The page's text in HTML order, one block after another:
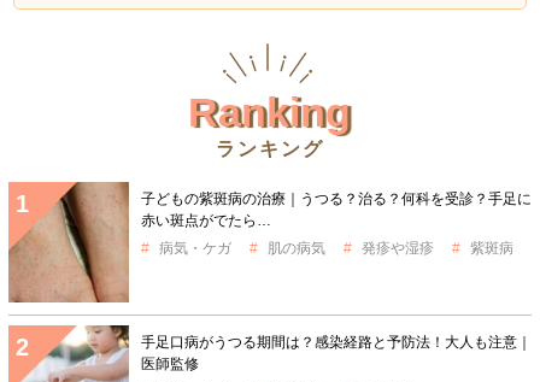
Ranking
ランキング
子どもの紫斑病の治療｜うつる？治る？何科を受診？手足に
赤い斑点がでたら…
病気・ケガ
肌の病気 発疹や湿疹 紫斑病
手足口病がうつる期間は？感染経路と予防法！大人も注意｜
医師監修